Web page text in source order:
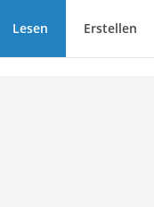
Lesen Erstellen